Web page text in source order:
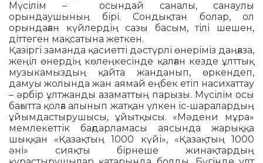
Мүсілім – осындай саналы, санаулы
орындаушының бірі. Сондықтан болар, ол
орындаған күйлердің сазы басым, тілі шешен,
діттеген мақсатына жеткен.
Қазіргі заманда қасиетті дәстүрлі өнеріміз даңғаза,
жеңіл өнердің көлеңкесінде қалған кезде ұлттық
музыкамыздың қайта жанданып, өркендеп,
дамуы жолында жан аямай еңбек етіп насихаттау
– әрбір ұлтжанды азаматтың парызы. Мүсілім осы
бағытта қолға алынып жатқан үлкен іс-шаралардың
ұйымдастырушысы, ұйытқысы. «Мәдени мұра»
мемлекеттік бағдарламасы аясында жарыққа
шыққан «Қазақтың 1000 күйі», «Қазақтың 1000
әні» сияқты бірнеше жинақтардың